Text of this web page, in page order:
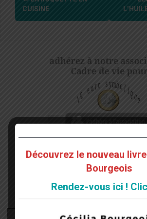
d'article
CUISINE
Découvrez le nouveau
Bourgeois
Rendez-vous ici !